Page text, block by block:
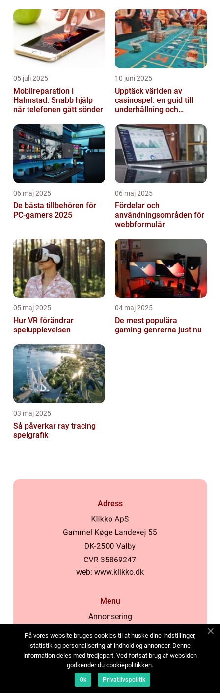
05 juli 2025
Mobilreparation i
Halmstad: Snabb hjälp
när telefonen gått sönder
10 juni 2025
Upptäck världen av
casinospel: en guid till
underhållning och
06 maj 2025
De bästa tillbehören för
PC-gamers 2025
06 maj 2025
Fördelar och
användningsområden för
webbformulär
05 maj 2025
Hur VR förändrar
spelupplevelsen
04 maj 2025
De mest populära
gaming-genrerna just nu
03 maj 2025
Så påverkar ray tracing
spelgrafik
Adress
web: www.klikko.dk
Menu
Annonsering
Cookies
Kontakta oss
Sitemap
På vores website bruges cookies til at huske dine indstillinger,
statistik og personalisering af indhold og annoncer. Denne
information deles med tredjepart. Ved fortsat brug af websiden
godkender du cookiepolitikken.
Ok Privatlivspolitik